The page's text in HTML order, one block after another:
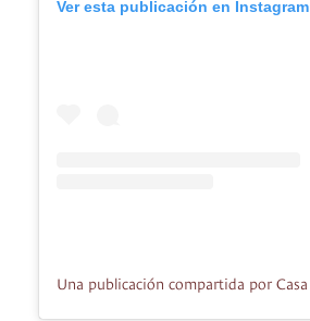
Ver esta publicación en Instagram